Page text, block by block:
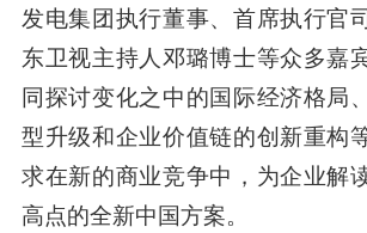
发电集团执行董事、首席执行官
东卫视主持人邓璐博士等众多嘉
同探讨变化之中的国际经济格局
型升级和企业价值链的创新重构
求在新的商业竞争中，为企业解
高点的全新中国方案。